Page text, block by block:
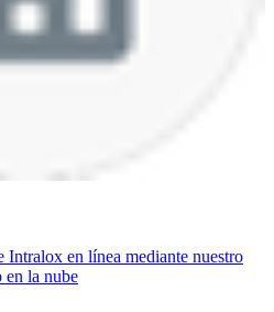
Intralox en línea mediante nuestro
en la nube